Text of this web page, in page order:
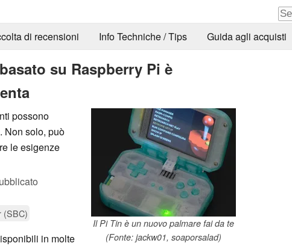
di recensioni Info Techniche / Tips Guida agli acquisti
su Raspberry Pi è
Il Pi Tin è un nuovo palmare fai da te
(Fonte: jackw01, soaporsalad)
possono
Non solo, può
le esigenze
(SBC)
in molte